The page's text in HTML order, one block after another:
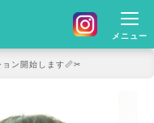
メニュー
ョン開始します📏✂